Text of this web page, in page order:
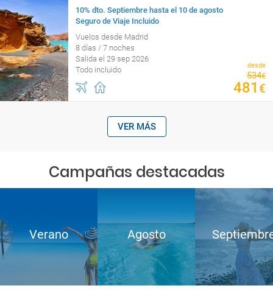
10% dto. Septiembre hasta el 10 de agosto
Seguro de Viaje Incluido
Vuelos desde Madrid
8 días / 7 noches
Salida el 29 sep 2026
Todo incluido
desde
534€
481 €
VER MÁS
Campañas destacadas
Verano Agosto